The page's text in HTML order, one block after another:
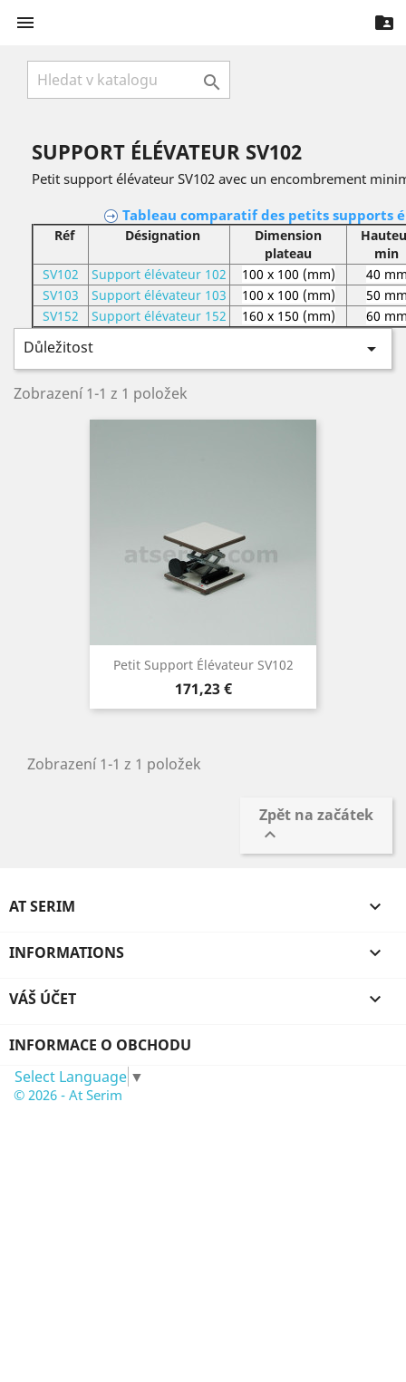
 

SUPPORT ÉLÉVATEUR SV102
Petit support élévateur SV102 avec un encombrement
Tableau comparatif des petits supports
Réf Désignation
Dimension
plateau
min
SV102
Support élévateur 102 100 x 100 (mm)
40
SV103
Support élévateur 103 100 x 100 (mm)
50
SV152
Support élévateur 152 160 x 150 (mm) 60
Důležitost 
Zobrazení 1-1 z 1 položek
Petit Support Élévateur SV102
Cena
171,23 €
Zobrazení 1-1 z 1 položek
Zpět na začátek

AT SERIM 
INFORMATIONS 
VÁŠ ÚČET 
INFORMACE O OBCHODU
Select Language ▼
© 2026 - At Serim